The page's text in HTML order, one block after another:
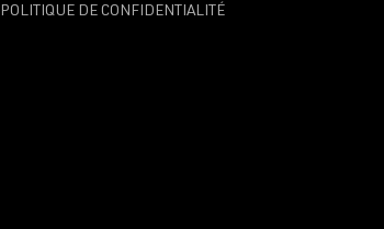
POLITIQUE DE CONFIDENTIALITÉ